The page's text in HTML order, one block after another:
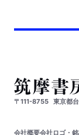
〒111-8755 東京都
会社概要会社ロゴ・